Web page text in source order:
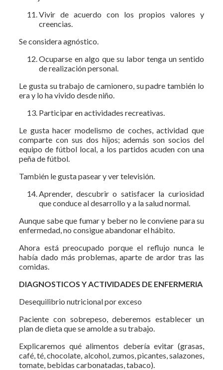
Vivir de acuerdo con los propios valores y
creencias.
Se considera agnóstico.
Ocuparse en algo que su labor tenga un sentido
de realización personal.
Le gusta su trabajo de camionero, su padre también lo
era y lo ha vivido desde niño.
Participar en actividades recreativas.
Le gusta hacer modelismo de coches, actividad que
comparte con sus dos hijos; además son socios del
equipo de fútbol local, a los partidos acuden con una
peña de fútbol.
También le gusta pasear y ver televisión.
Aprender, descubrir o satisfacer la curiosidad
que conduce al desarrollo y a la salud normal.
Aunque sabe que fumar y beber no le conviene para su
enfermedad, no consigue abandonar el hábito.
Ahora está preocupado porque el reflujo nunca le
había dado más problemas, aparte de ardor tras las
comidas.
DIAGNOSTICOS Y ACTIVIDADES DE ENFERMERIA
Desequilibrio nutricional por exceso
Paciente con sobrepeso, deberemos establecer un
plan de dieta que se amolde a su trabajo.
Explicaremos qué alimentos debería evitar (grasas,
café, té, chocolate, alcohol, zumos, picantes, salazones,
tomate, bebidas carbonatadas, tabaco).